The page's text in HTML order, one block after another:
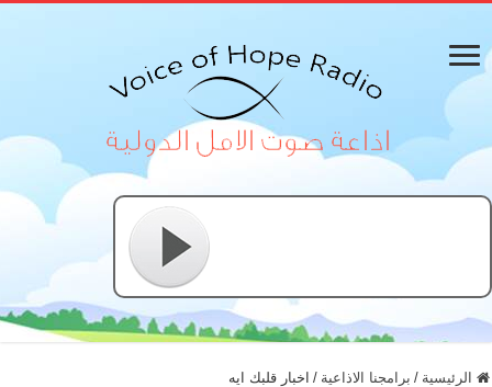
الرئيسية / برامجنا الاذاعية / اخبار قلبك ايه